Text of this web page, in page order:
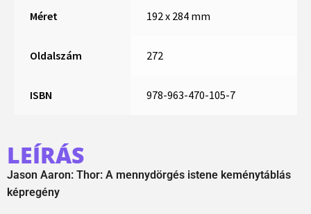
Méret 192 x 284 mm
Oldalszám 272
ISBN 978-963-470-105-7
LEÍRÁS
Jason Aaron: Thor: A mennydörgés istene keménytáblás
képregény